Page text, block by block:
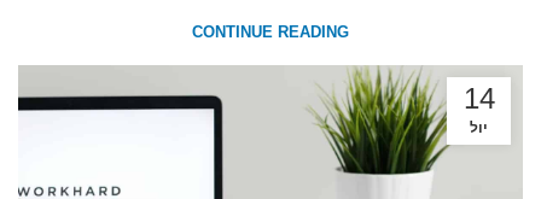
CONTINUE READING
14
יול